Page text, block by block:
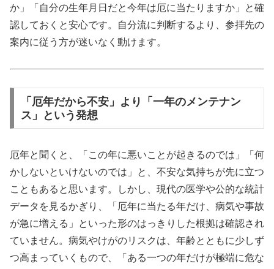
か」「自分の生年月日だと今年は厄に当たりますか」と確
認しておくと安心です。自分流に判断するより、参拝先の
案内に従う方が迷いなく動けます。
「厄年だから不安」より「一年のメンテナン
ス」という発想
厄年と聞くと、「この年に悪いことが起きるのでは」「何
かしないといけないのでは」と、不安な気持ちが先に立つ
こともあると思います。しかし、現代の医学や公的な統計
データを見るかぎり、「厄年に当たる年だけ、病気や事故
が急に増える」といった形のはっきりした根拠は確認され
ていません。病気やけがのリスクは、年齢とともに少しず
つ高まっていくもので、「ある一つの年だけが極端に危な